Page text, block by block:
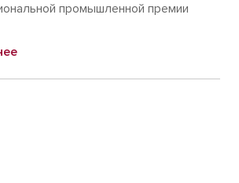
промышленной премии